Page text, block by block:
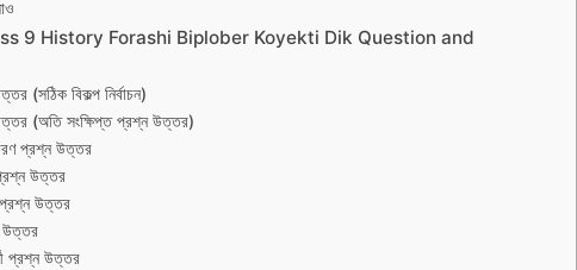
(Class 9 History Forashi Biplober Koyekti Dik Question and
(সঠিক বিকল্প নির্বাচন)
(অতি সংক্ষিপ্ত প্রশ্ন উত্তর)
প্রশ্ন উত্তর
উত্তর
প্রশ্ন উত্তর
উত্তর
প্রশ্ন উত্তর